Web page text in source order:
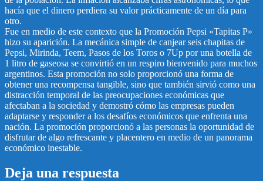
hacía que el dinero perdiera su valor prácticamente de un día para
otro.
Fue en medio de este contexto que la Promoción Pepsi «Tapitas P»
hizo su aparición. La mecánica simple de canjear seis chapitas de
Pepsi, Mirinda, Teem, Pasos de los Toros o 7Up por una botella de
1 litro de gaseosa se convirtió en un respiro bienvenido para muchos
argentinos. Esta promoción no solo proporcionó una forma de
obtener una recompensa tangible, sino que también sirvió como una
distracción temporal de las preocupaciones económicas que
afectaban a la sociedad y demostró cómo las empresas pueden
adaptarse y responder a los desafíos económicos que enfrenta una
nación. La promoción proporcionó a las personas la oportunidad de
disfrutar de algo refrescante y placentero en medio de un panorama
económico inestable.
Deja una respuesta